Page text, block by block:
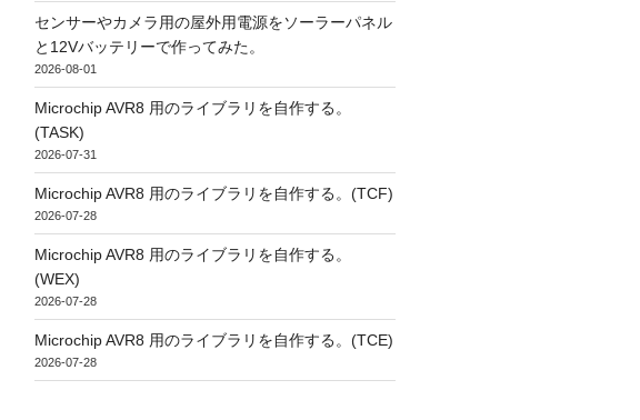
センサーやカメラ用の屋外用電源をソーラーパネル
と12Vバッテリーで作ってみた。
2026-08-01
Microchip AVR8 用のライブラリを自作する。
(TASK)
2026-07-31
Microchip AVR8 用のライブラリを自作する。(TCF)
2026-07-28
Microchip AVR8 用のライブラリを自作する。
(WEX)
2026-07-28
Microchip AVR8 用のライブラリを自作する。(TCE)
2026-07-28